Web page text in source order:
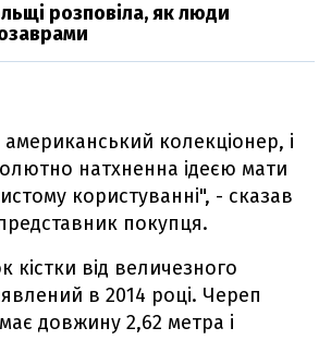
розповіла, як люди
колекціонер, і
натхненна ідеєю мати
користуванні", - сказав
покупця.
від величезного
в 2014 році. Череп
довжину 2,62 метра і